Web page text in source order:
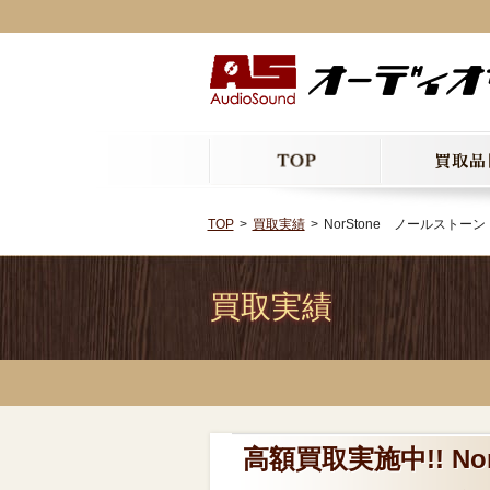
TOP 買取実績 NorStone ノールストー
買取実績
高額買取実施中!!